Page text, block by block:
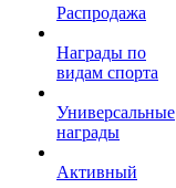
Распродажа
Награды по
видам спорта
Универсальные
награды
Активный